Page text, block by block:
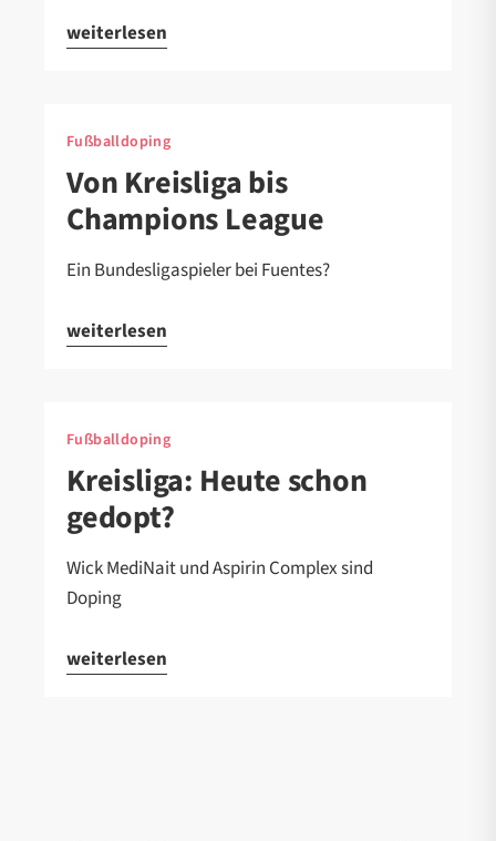
weiterlesen
Fußballdoping
Von Kreisliga bis
Champions League
Ein Bundesligaspieler bei Fuentes?
weiterlesen
Fußballdoping
Kreisliga: Heute schon
gedopt?
Wick MediNait und Aspirin Complex sind
Doping
weiterlesen